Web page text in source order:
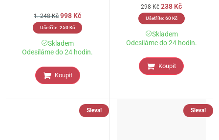
1. 248Kč 998 Kč
Ušetříte: 250Kč
Skladem
Odesíláme do 24 hodin.
Koupit
298Kč 238 Kč
Ušetříte: 60Kč
Skladem
Odesíláme do 24 hodin.
Koupit
Sleva! Sleva!